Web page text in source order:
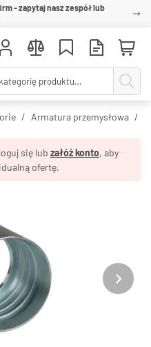
- zapytaj nasz zespół lub
Armatura przemysłowa
się lub załóż konto, aby
ofertę.